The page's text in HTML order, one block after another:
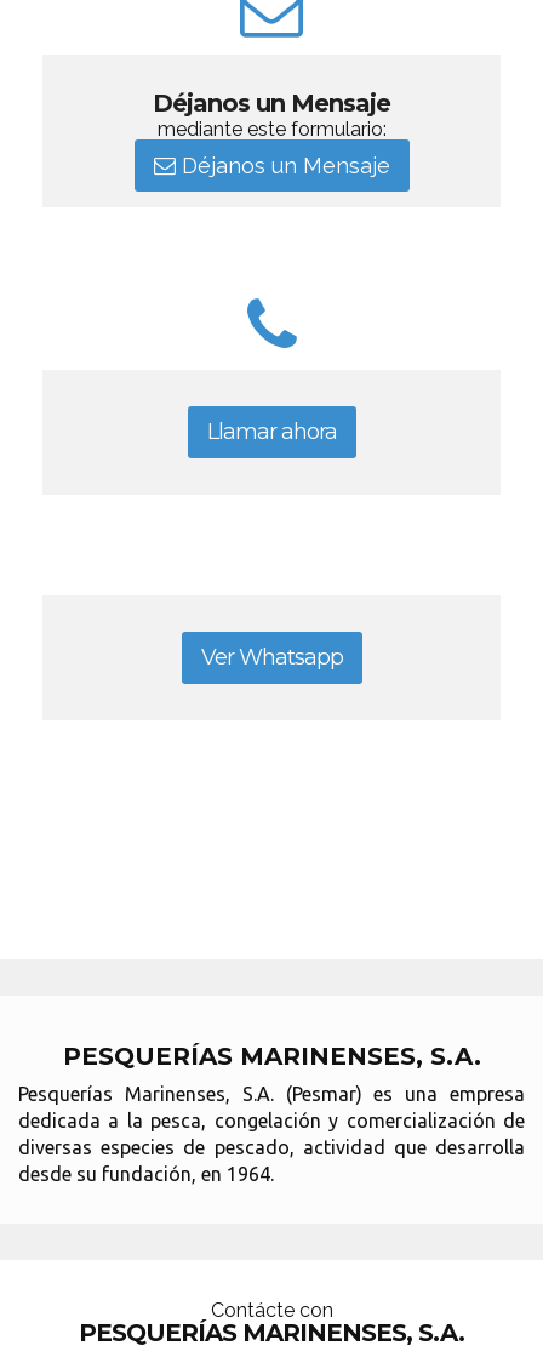
Déjanos un Mensaje
mediante este formulario:
Déjanos un Mensaje
Llamar ahora
Ver Whatsapp
PESQUERÍAS MARINENSES, S.A.
Pesquerías Marinenses, S.A. (Pesmar) es una empresa
dedicada a la pesca, congelación y comercialización de
diversas especies de pescado, actividad que desarrolla
desde su fundación, en 1964.
Contácte con
PESQUERÍAS MARINENSES, S.A.